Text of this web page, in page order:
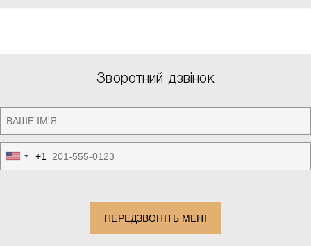
Зворотний дзвінок
United
States
+1
ПЕРЕДЗВОНІТЬ МЕНІ